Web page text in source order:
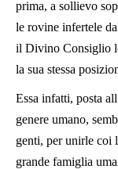
prima, a sollievo
le rovine infertele
il Divino Consiglio
la sua stessa
Essa infatti, posta
genere umano,
genti, per unirle coi
grande famiglia